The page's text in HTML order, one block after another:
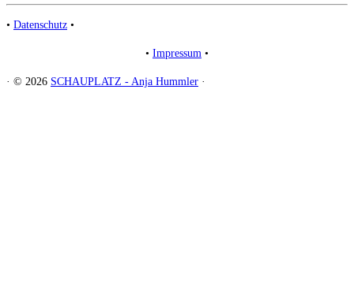
• Datenschutz •
• Impressum •
· © 2026 SCHAUPLATZ - Anja Hummler ·